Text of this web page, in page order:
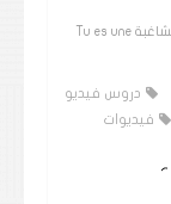
أنت ولد مشاغب Tu es un vilain garçon أنت فتاة مشاغبة Tu es une
دروس فيديو
فيديوات